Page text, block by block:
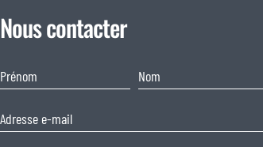
Nous contacter